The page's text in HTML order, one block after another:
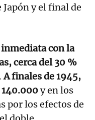
y el final de
con la
cerca del 30 %
.A finales de 1945,
140.000y en los
por los efectos de